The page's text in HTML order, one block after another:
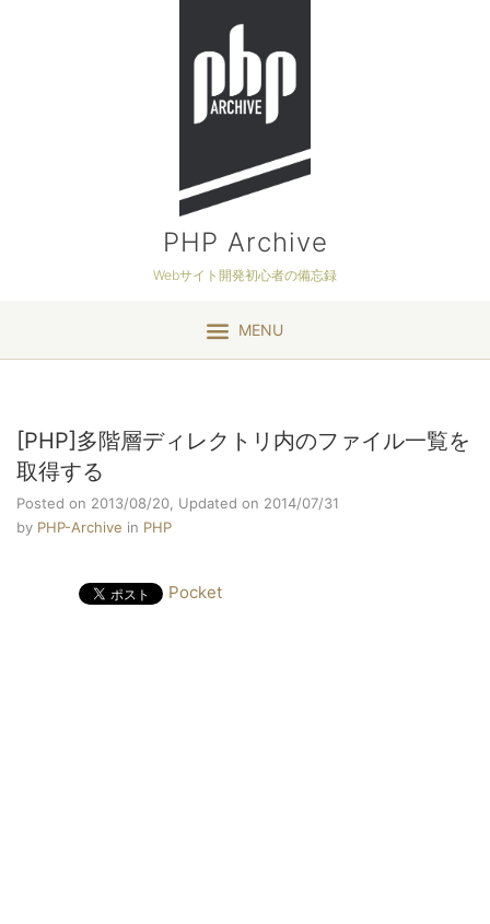
PHP Archive
Webサイト開発初心者の備忘録
MENU
[PHP]多階層ディレクトリ内のファイル一覧を
取得する
Posted on 2013/08/20, Updated on 2014/07/31
by PHP-Archive in PHP
Pocket